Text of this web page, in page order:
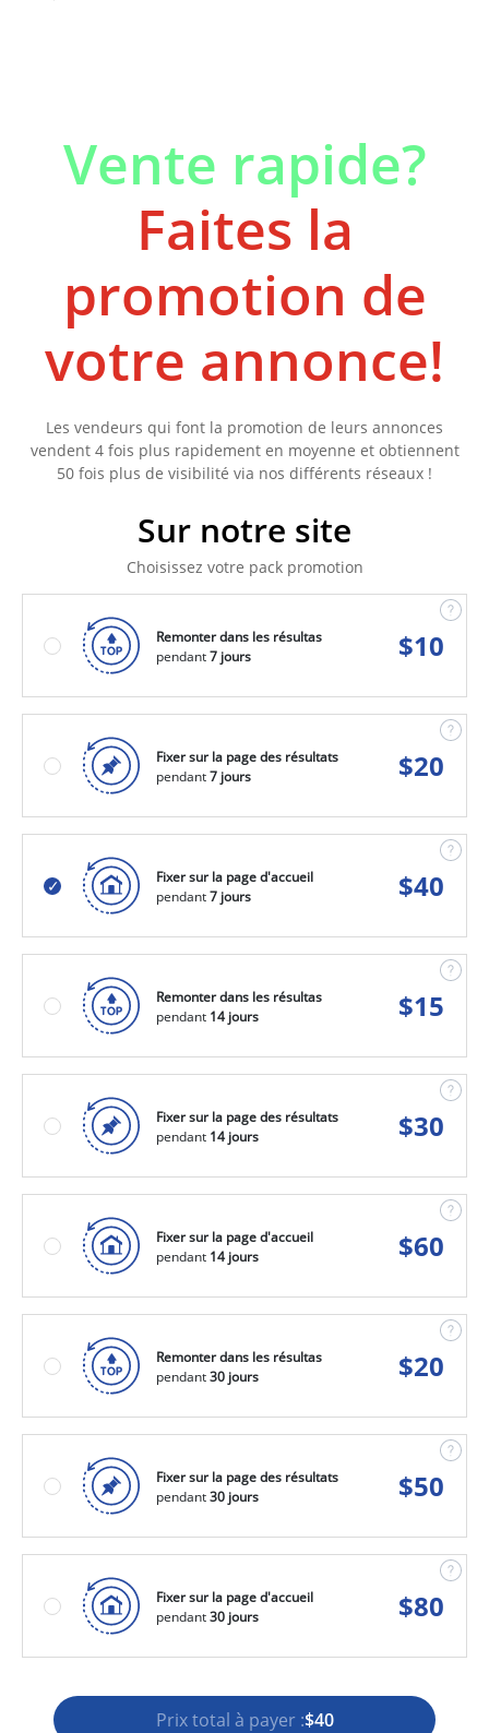
Vente rapide?
Faites la
promotion de
votre annonce!
Les vendeurs qui font la promotion de leurs annonces
vendent 4 fois plus rapidement en moyenne et obtiennent
50 fois plus de visibilité via nos différents réseaux !
Sur notre site
Choisissez votre pack promotion
Remonter dans les résultas
pendant7 jours $10
Fixer sur la page des résultats
pendant7 jours $20
Fixer sur la page d'accueil
pendant7 jours $40
Remonter dans les résultas
pendant 14 jours $15
Fixer sur la page des résultats
pendant 14 jours $30
Fixer sur la page d'accueil
pendant 14 jours $60
Remonter dans les résultas
pendant30 jours $20
Fixer sur la page des résultats
pendant30 jours $50
Fixer sur la page d'accueil
pendant30 jours $80
Prix total à payer :$40